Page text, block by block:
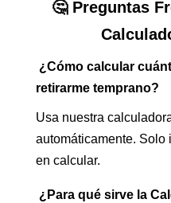
🤔 Preguntas
¿Cómo calcular
retirarme temprano?
Usa nuestra
automáticamente. Solo
en calcular.
¿Para qué sirve la